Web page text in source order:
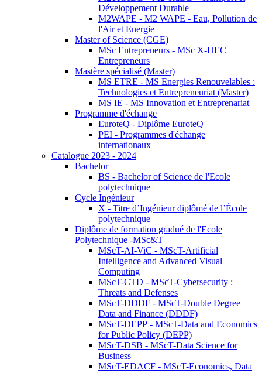
Développement Durable
M2WAPE - M2 WAPE - Eau, Pollution de
l'Air et Energie
Master of Science (CGE)
MSc Entrepreneurs - MSc X-HEC
Entrepreneurs
Mastère spécialisé (Master)
MS ETRE - MS Energies Renouvelables :
Technologies et Entrepreneuriat (Master)
MS IE - MS Innovation et Entreprenariat
Programme d'échange
EuroteQ - Diplôme EuroteQ
PEI - Programmes d'échange
internationaux
Catalogue 2023 - 2024
Bachelor
BS - Bachelor of Science de l'Ecole
polytechnique
Cycle Ingénieur
X - Titre d’Ingénieur diplômé de l’École
polytechnique
Diplôme de formation gradué de l'Ecole
Polytechnique -MSc&T
MScT-AI-ViC - MScT-Artificial
Intelligence and Advanced Visual
Computing
MScT-CTD - MScT-Cybersecurity :
Threats and Defenses
MScT-DDDF - MScT-Double Degree
Data and Finance (DDDF)
MScT-DEPP - MScT-Data and Economics
for Public Policy (DEPP)
MScT-DSB - MScT-Data Science for
Business
MScT-EDACF - MScT-Economics, Data